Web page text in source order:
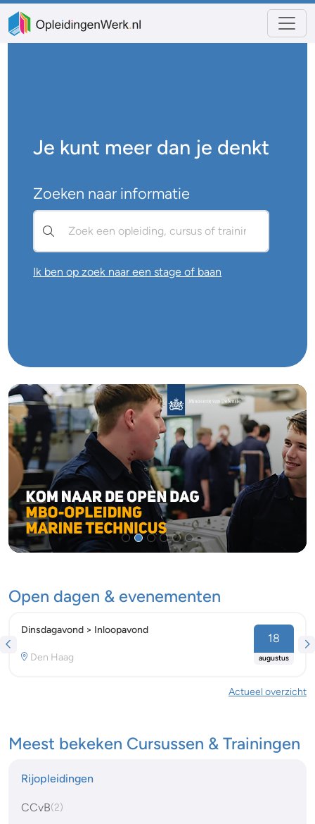
Je kunt meer dan je denkt
Zoeken naar informatie
Ik ben op zoek naar een stage of baan
Open dagen & evenementen
Dinsdagavond > Inloopavond
Den Haag
18
augustus
Actueel overzicht
Meest bekeken Cursussen & Trainingen
Rijopleidingen
CCvB(2)